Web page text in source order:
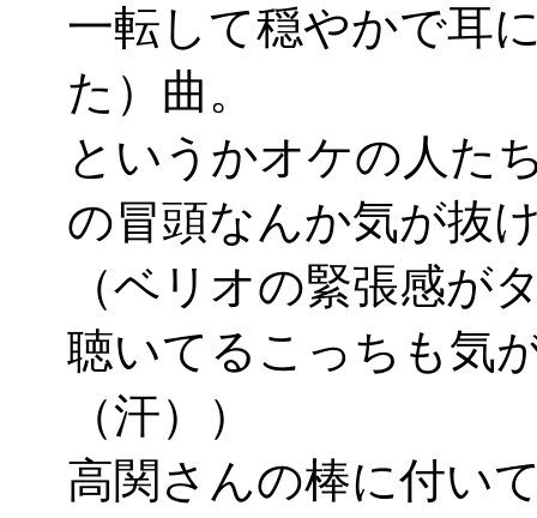
一転して穏やかで耳
た）曲。
というかオケの人た
の冒頭なんか気が抜
（ベリオの緊張感が
聴いてるこっちも気
（汗））
高関さんの棒に付い